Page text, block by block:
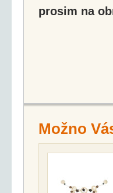
prosim na
Možno